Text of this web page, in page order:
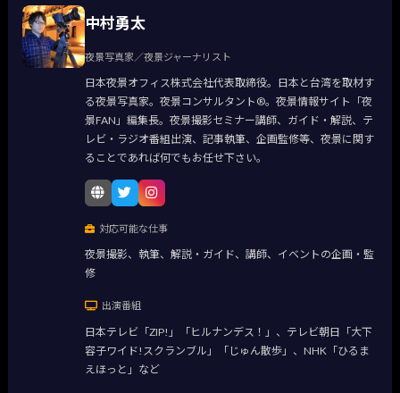
中村勇太
夜景写真家／夜景ジャーナリスト
日本夜景オフィス株式会社代表取締役。日本と台湾を取材す
る夜景写真家。夜景コンサルタント®。夜景情報サイト「夜
景FAN」編集長。夜景撮影セミナー講師、ガイド・解説、テ
レビ・ラジオ番組出演、記事執筆、企画監修等、夜景に関す
ることであれば何でもお任せ下さい。
対応可能な仕事
夜景撮影、執筆、解説・ガイド、講師、イベントの企画・監
修
出演番組
日本テレビ「ZIP!」「ヒルナンデス！」、テレビ朝日「大下
容子ワイド!スクランブル」「じゅん散歩」、NHK「ひるま
えほっと」など